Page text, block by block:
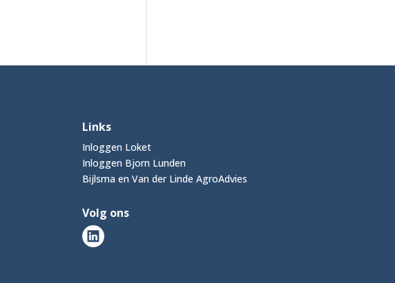
Links
Inloggen Loket
Inloggen Bjorn Lunden
Bijlsma en Van der Linde AgroAdvies
Volg ons